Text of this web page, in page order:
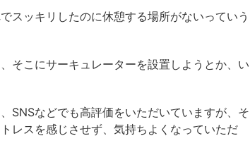
スッキリしたのに休憩する場所がないっていう
そこにサーキュレーターを設置しようとか、い
SNSなどでも高評価をいただいていますが、そ
レスを感じさせず、気持ちよくなっていただ